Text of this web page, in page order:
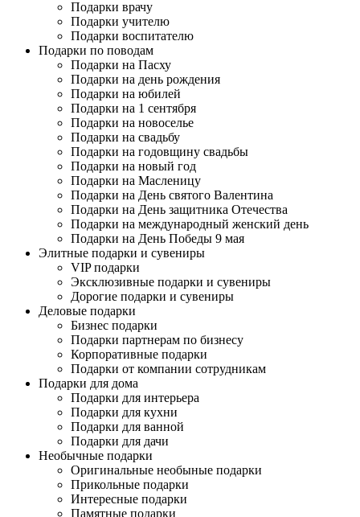
Подарки врачу
Подарки учителю
Подарки воспитателю
Подарки по поводам
Подарки на Пасху
Подарки на день рождения
Подарки на юбилей
Подарки на 1 сентября
Подарки на новоселье
Подарки на свадьбу
Подарки на годовщину свадьбы
Подарки на новый год
Подарки на Масленицу
Подарки на День святого Валентина
Подарки на День защитника Отечества
Подарки на международный женский день
Подарки на День Победы 9 мая
Элитные подарки и сувениры
VIP подарки
Эксклюзивные подарки и сувениры
Дорогие подарки и сувениры
Деловые подарки
Бизнес подарки
Подарки партнерам по бизнесу
Корпоративные подарки
Подарки от компании сотрудникам
Подарки для дома
Подарки для интерьера
Подарки для кухни
Подарки для ванной
Подарки для дачи
Необычные подарки
Оригинальные необыные подарки
Прикольные подарки
Интересные подарки
Памятные подарки